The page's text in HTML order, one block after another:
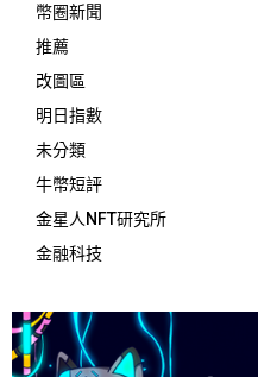
幣圈新聞
推薦
改圖區
明日指數
未分類
牛幣短評
金星人NFT研究所
金融科技